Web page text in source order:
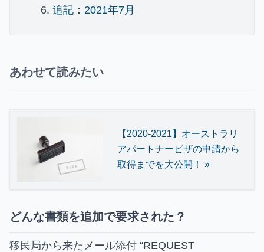
追記：2021年7月
あわせて読みたい
【2020-2021】オーストラリ
アパートナービザの申請から
取得までを大公開！ »
どんな書類を追加で要求された？
移民局から来たメール添付 “REQUEST